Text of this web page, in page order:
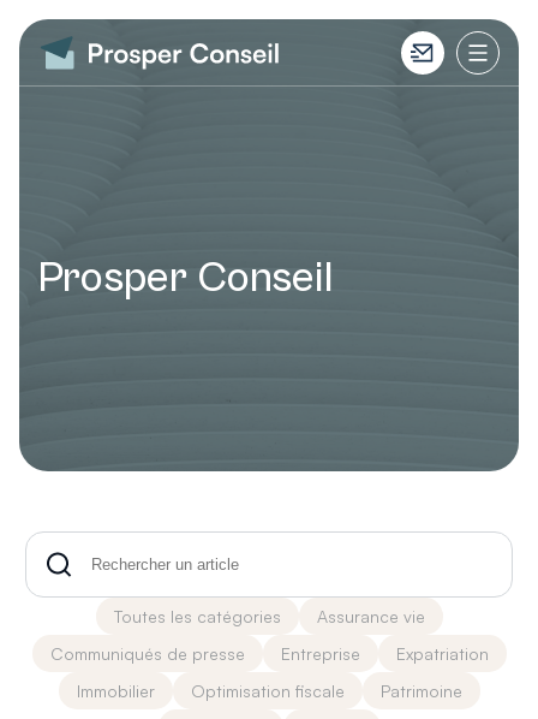
Prosper Conseil
Toutes les catégories
Assurance vie
Communiqués de presse
Entreprise
Expatriation
Immobilier
Optimisation fiscale
Patrimoine